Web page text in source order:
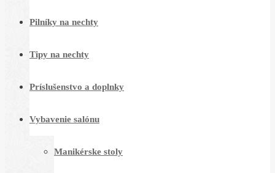
Pilníky na nechty
Tipy na nechty
Príslušenstvo a doplnky
Vybavenie salónu
Manikérske stoly